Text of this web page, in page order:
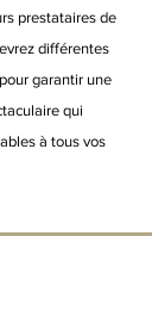
prestataires de
différentes
garantir une
qui
à tous vos